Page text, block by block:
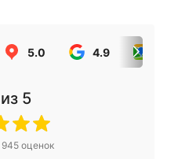
5.0 4.9
из 5
945оценок